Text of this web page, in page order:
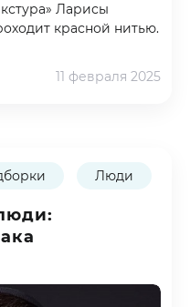
Ларисы
красной нитью.
11 февраля 2025
Люди